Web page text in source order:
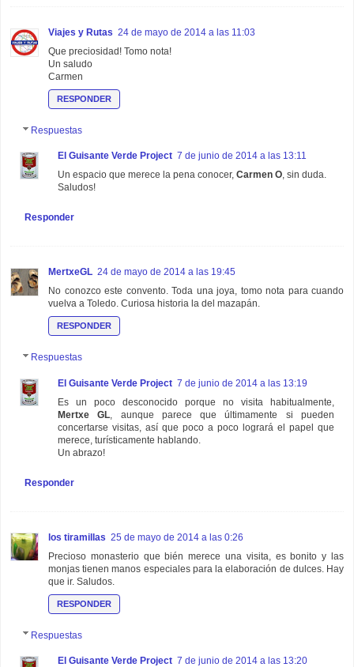
Viajes y Rutas 24 de mayo de 2014 a las 11:03
Que preciosidad! Tomo nota!
Un saludo
Carmen
RESPONDER
Respuestas
El Guisante Verde Project 7 de junio de 2014 a las 13:11
Un espacio que merece la pena conocer, Carmen O, sin duda.
Saludos!
Responder
MertxeGL 24 de mayo de 2014 a las 19:45
No conozco este convento. Toda una joya, tomo nota para cuando
vuelva a Toledo. Curiosa historia la del mazapán.
RESPONDER
Respuestas
El Guisante Verde Project 7 de junio de 2014 a las 13:19
Es un poco desconocido porque no visita habitualmente,
Mertxe GL , aunque parece que últimamente si pueden
concertarse visitas, así que poco a poco logrará el papel que
merece, turísticamente hablando.
Un abrazo!
Responder
los tiramillas 25 de mayo de 2014 a las 0:26
Precioso monasterio que bién merece una visita, es bonito y las
monjas tienen manos especiales para la elaboración de dulces. Hay
que ir. Saludos.
RESPONDER
Respuestas
El Guisante Verde Project 7 de junio de 2014 a las 13:20